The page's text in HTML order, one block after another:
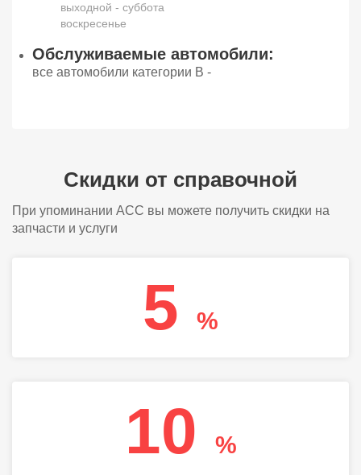
выходной - суббота
воскресенье
Обслуживаемые автомобили:
все автомобили категории В -
Скидки от справочной
При упоминании АСС вы можете получить скидки на
запчасти и услуги
5 %
10 %